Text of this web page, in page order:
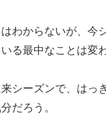
わからないが、今
る最中なことは変
シーズンで、はっ
だろう。